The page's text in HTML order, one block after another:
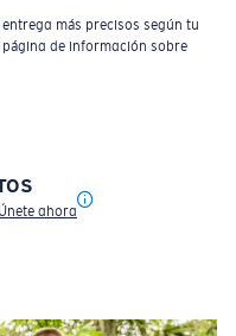
más precisos según tu
de información sobre
Únete ahora